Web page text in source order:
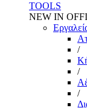
TOOLS
NEW IN
/
/
/